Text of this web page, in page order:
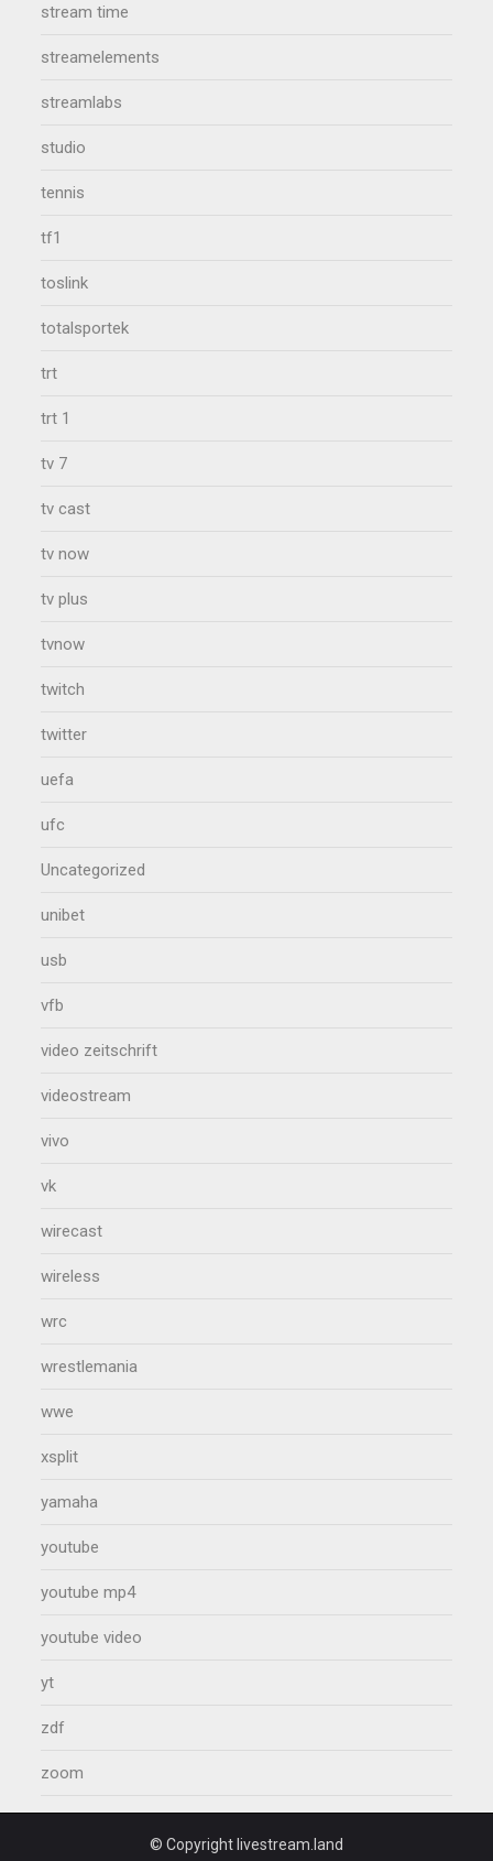
stream time
streamelements
streamlabs
studio
tennis
tf1
toslink
totalsportek
trt
trt 1
tv 7
tv cast
tv now
tv plus
tvnow
twitch
twitter
uefa
ufc
Uncategorized
unibet
usb
vfb
video zeitschrift
videostream
vivo
vk
wirecast
wireless
wrc
wrestlemania
wwe
xsplit
yamaha
youtube
youtube mp4
youtube video
yt
zdf
zoom
© Copyright livestream.land